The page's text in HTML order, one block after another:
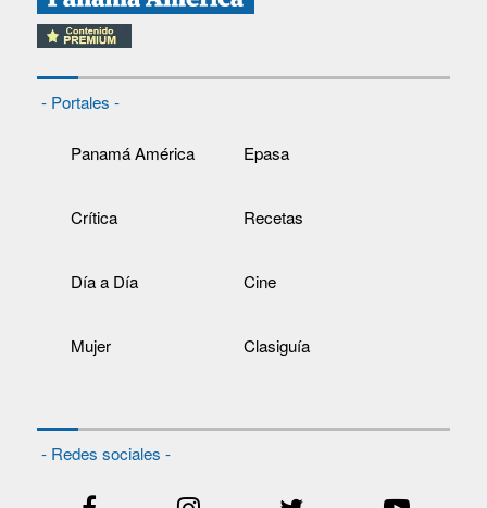
- Portales -
Panamá América Epasa
Crítica Recetas
Día a Día Cine
Mujer Clasiguía
- Redes sociales -